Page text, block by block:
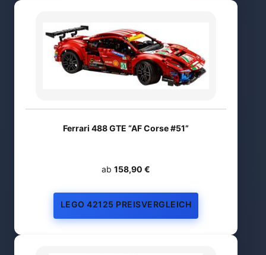
Ferrari 488 GTE “AF Corse #51”
ab 158,90 €
LEGO 42125 PREISVERGLEICH